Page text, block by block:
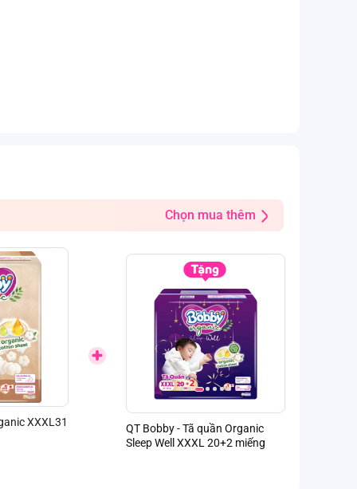
Chọn mua thêm
XXXL31
- Tã quần Organic
QT Bobby - Tã quần Organic
Sleep Well XXL 22+2 miếng